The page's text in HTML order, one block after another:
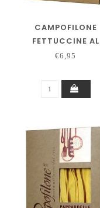
CAMPOFILONE
FETTUCCINE AL
PEPERONCINO
€6,95